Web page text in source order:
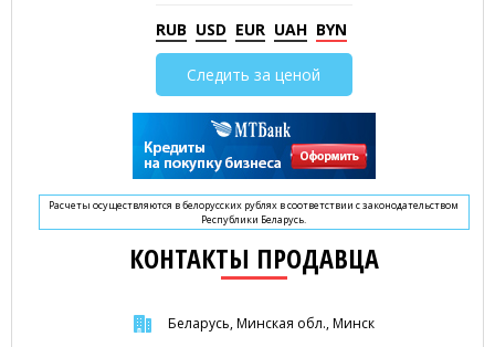
RUB USD EUR UAH BYN
Следить за ценой
Расчеты осуществляются в белорусских рублях в соответствии с законодательством
Республики Беларусь.
КОНТАКТЫ ПРОДАВЦА
Беларусь, Минская обл., Минск